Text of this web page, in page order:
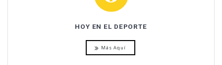
HOY EN EL DEPORTE
Más Aquí